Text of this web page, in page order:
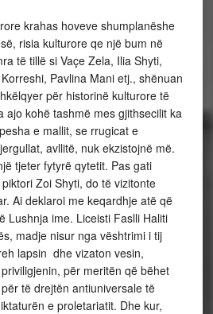
krahas hoveve shumplanëshe
risia kulturore qe një bum në
të tillë si Vaçe Zela, Ilia Shyti,
Pavlina Mani etj., shënuan
për historinë kulturore të
ajo kohë tashmë mes gjithsecilit ka
e mallit, se rrugicat e
avllitë, nuk ekzistojnë më.
tjeter fytyrë qytetit. Pas gati
Zoi Shyti, do të vizitonte
Ai deklaroi me keqardhje atë që
Lushnja ime. Liceisti Faslli Haliti
madje nisur nga vështrimi i tij
lapsin dhe vizaton vesin,
për meritën që bëhet
të drejtën antiuniversale të
e proletariatit. Dhe kur,